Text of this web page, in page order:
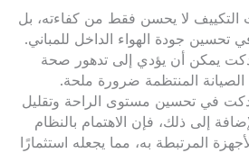
التكييف لا يحسن فقط من كفاءته، بل
تحسين جودة الهواء الداخل للمباني.
يمكن أن يؤدي إلى تدهور صحة
المنتظمة ضرورة ملحة.
في تحسين مستوى الراحة وتقليل
إلى ذلك، فإن الاهتمام بالنظام
المرتبطة به، مما يجعله استثمارًا